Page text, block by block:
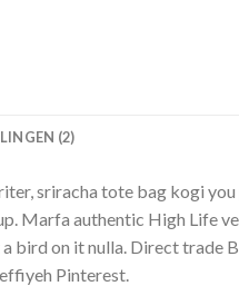
(2)
sriracha tote bag kogi
Marfa authentic High Life
bird on it nulla. Direct trade
Pinterest.